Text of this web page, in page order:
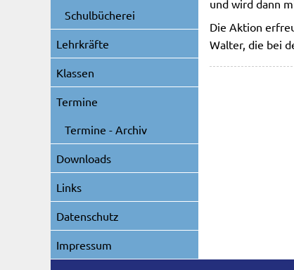
und wird dann
Die Aktion
Walter, die bei
Schulbücherei
Lehrkräfte
Klassen
Termine
Termine - Archiv
Downloads
Links
Datenschutz
Impressum